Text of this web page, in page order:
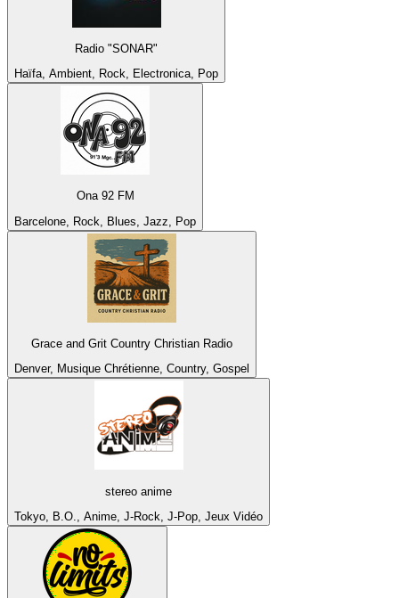
Radio "SONAR"
Haïfa, Ambient, Rock, Electronica, Pop
Ona 92 FM
Barcelone, Rock, Blues, Jazz, Pop
Grace and Grit Country Christian Radio
Denver, Musique Chrétienne, Country, Gospel
stereo anime
Tokyo, B.O., Anime, J-Rock, J-Pop, Jeux Vidéo